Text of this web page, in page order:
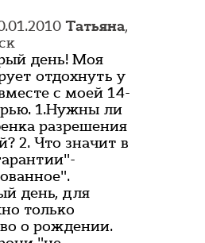
Татьяна,
день! Моя
отдохнуть у
с моей 14-
1.Нужны ли
разрешения
2. Что значит в
день, для
только
о рождении.